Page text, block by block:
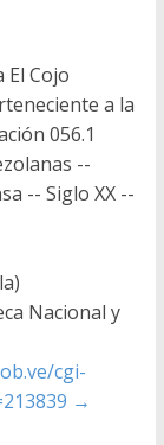
El Cojo
a la
056.1
--
-- Siglo XX --
Nacional y
cgi-
→